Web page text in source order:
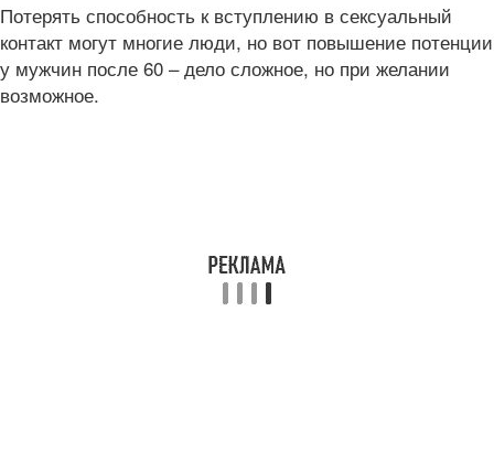
Потерять способность к вступлению в сексуальный
контакт могут многие люди, но вот повышение потенции
у мужчин после 60 – дело сложное, но при желании
возможное.